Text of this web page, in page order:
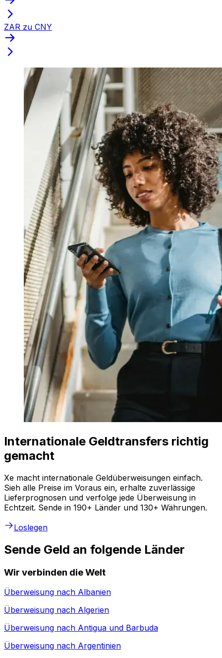
ZAR zu CNY
Internationale Geldtransfers richtig
gemacht
Xe macht internationale Geldüberweisungen einfach.
Sieh alle Preise im Voraus ein, erhalte zuverlässige
Lieferprognosen und verfolge jede Überweisung in
Echtzeit. Sende in 190+ Länder und 130+ Währungen.
Loslegen
Sende Geld an folgende Länder
Wir verbinden die Welt
Überweisung nach Albanien
Überweisung nach Algerien
Überweisung nach Antigua und Barbuda
Überweisung nach Argentinien